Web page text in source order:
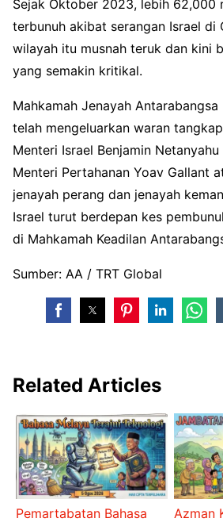
Sejak Oktober 2023, lebih 62,000
terbunuh akibat serangan Israel di
wilayah itu musnah teruk dan kini
yang semakin kritikal.
Mahkamah Jenayah
telah mengeluarkan waran
Menteri Israel Benjamin
Menteri Pertahanan Yoav Gallant
jenayah perang dan jenayah
Israel turut berdepan kes
di Mahkamah Keadilan
Sumber: AA / TRT Global
Related Articles
Pemartabatan Bahasa
Azman